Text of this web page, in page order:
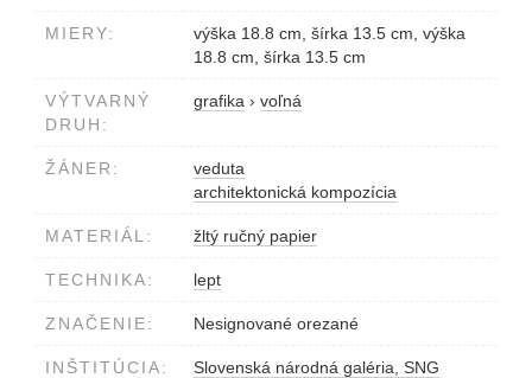
MIERY:
výška 18.8 cm, šírka 13.5 cm, výška
18.8 cm, šírka 13.5 cm
VÝTVARNÝ
DRUH:
grafika › voľná
ŽÁNER:
veduta
architektonická kompozícia
MATERIÁL: žltý ručný papier
TECHNIKA: lept
ZNAČENIE: Nesignované orezané
INŠTITÚCIA: Slovenská národná galéria, SNG